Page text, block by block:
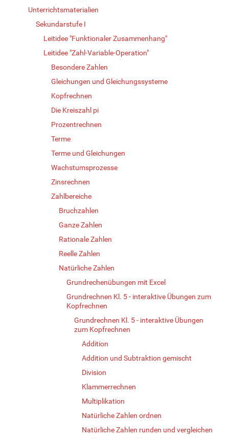
Unterrichtsmaterialien
Sekundarstufe I
Leitidee "Funktionaler Zusammenhang"
Leitidee "Zahl-Variable-Operation"
Besondere Zahlen
Gleichungen und Gleichungssysteme
Kopfrechnen
Die Kreiszahl pi
Prozentrechnen
Terme
Terme und Gleichungen
Wachstumsprozesse
Zinsrechnen
Zahlbereiche
Bruchzahlen
Ganze Zahlen
Rationale Zahlen
Reelle Zahlen
Natürliche Zahlen
Grundrechenübungen mit Excel
Grundrechnen Kl. 5 - interaktive Übungen zum
Kopfrechnen
Grundrechnen Kl. 5 - interaktive Übungen
zum Kopfrechnen
Addition
Addition und Subtraktion gemischt
Division
Klammerrechnen
Multiplikation
Natürliche Zahlen ordnen
Natürliche Zahlen runden und vergleichen